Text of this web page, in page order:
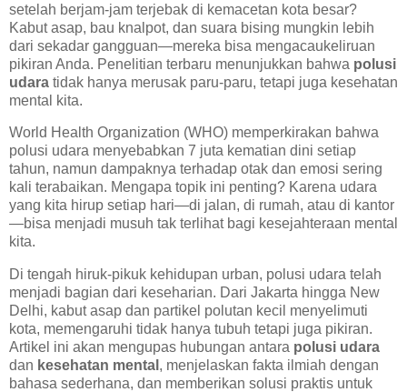
setelah berjam-jam terjebak di kemacetan kota besar?
Kabut asap, bau knalpot, dan suara bising mungkin lebih
dari sekadar gangguan—mereka bisa mengacaukeliruan
pikiran Anda. Penelitian terbaru menunjukkan bahwa polusi
udara tidak hanya merusak paru-paru, tetapi juga kesehatan
mental kita.
World Health Organization (WHO) memperkirakan bahwa
polusi udara menyebabkan 7 juta kematian dini setiap
tahun, namun dampaknya terhadap otak dan emosi sering
kali terabaikan. Mengapa topik ini penting? Karena udara
yang kita hirup setiap hari—di jalan, di rumah, atau di kantor
—bisa menjadi musuh tak terlihat bagi kesejahteraan mental
kita.
Di tengah hiruk-pikuk kehidupan urban, polusi udara telah
menjadi bagian dari keseharian. Dari Jakarta hingga New
Delhi, kabut asap dan partikel polutan kecil menyelimuti
kota, memengaruhi tidak hanya tubuh tetapi juga pikiran.
Artikel ini akan mengupas hubungan antara polusi udara
dan kesehatan mental , menjelaskan fakta ilmiah dengan
bahasa sederhana, dan memberikan solusi praktis untuk